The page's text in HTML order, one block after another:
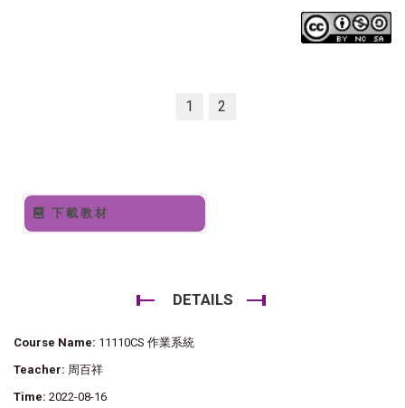
1 2
下載教材
DETAILS
Course Name: 11110CS 作業系統
Teacher: 周百祥
Time: 2022-08-16